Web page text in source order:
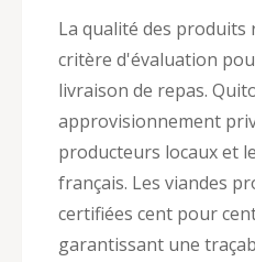
La qualité des
critère d'évaluation
livraison de repas.
approvisionnement
producteurs locaux et
français. Les viandes
certifiées cent pour
garantissant une